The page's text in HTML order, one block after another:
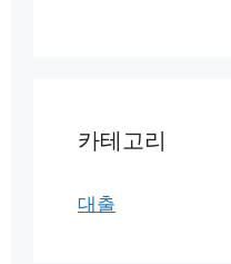
카테고리
대출